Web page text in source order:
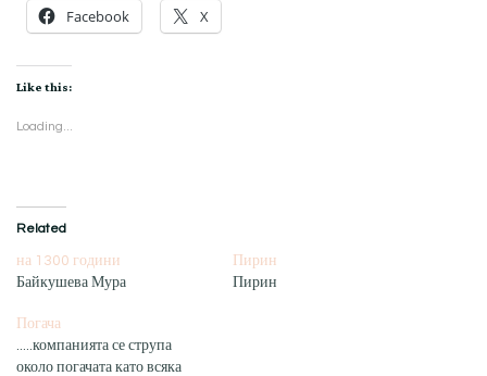
Facebook X
Like this:
Loading...
Related
на 1300 години
Байкушева Мура
Пирин
Пирин
Погача
.....компанията се струпа
около погачата като всяка